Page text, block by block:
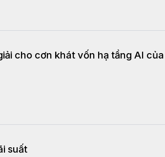
cho cơn khát vốn hạ tầng AI của
suất